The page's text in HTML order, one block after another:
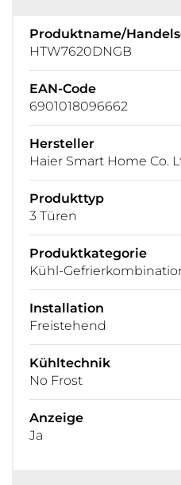
Produktname/
HTW7620DNGB
EAN-Code
6901018096662
Hersteller
Haier Smart Home Co.
Produkttyp
3 Türen
Produktkategorie
Kühl-
Installation
Freistehend
Kühltechnik
No Frost
Anzeige
Ja